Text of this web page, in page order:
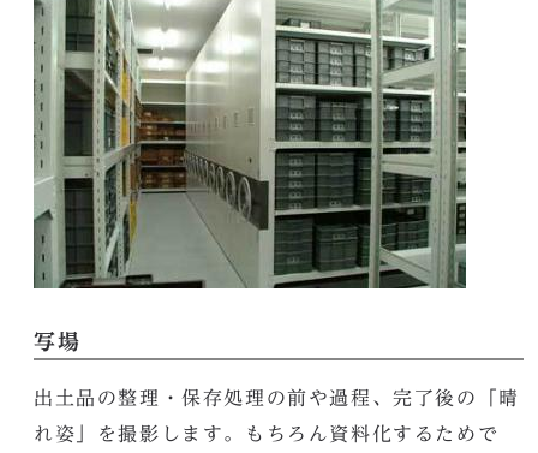
写場
出土品の整理・保存処理の前や過程、完了後の「晴
れ姿」を撮影します。もちろん資料化するためで